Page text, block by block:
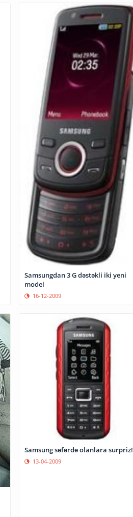
Samsungdan 3 G dəstəkli iki yeni
model
16-12-2009
Samsung səfərdə olanlara surpriz!
13-04-2009